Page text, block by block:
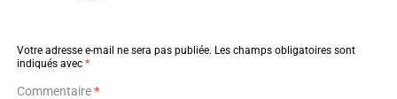
Votre adresse e-mail ne sera pas publiée. Les champs obligatoires sont
indiqués avec *
Commentaire*